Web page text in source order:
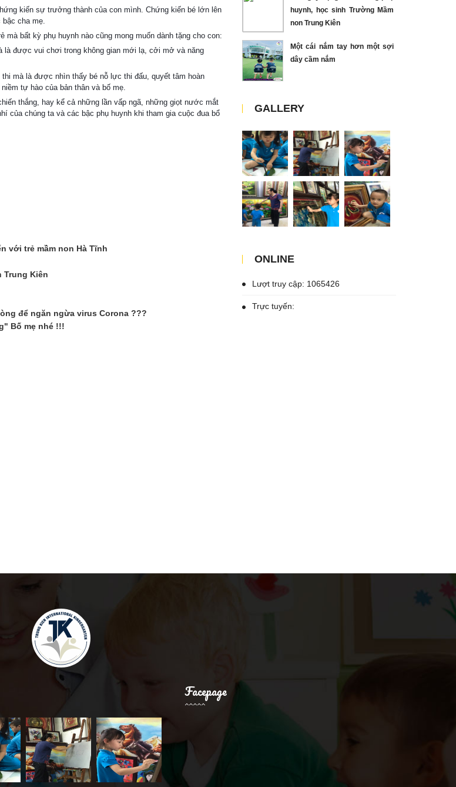
kiến sự trưởng thành của con mình. Chứng kiến bé lớn lên
cha mẹ.
bất kỳ phụ huynh nào cũng mong muốn dành tặng cho con:
là được vui chơi trong không gian mới lạ, cởi mở và năng
mà là được nhìn thấy bé nỗ lực thi đấu, quyết tâm hoàn
tự hào của bản thân và bố mẹ.
thắng, hay kể cả những lần vấp ngã, những giọt nước mắt
của chúng ta và các bậc phụ huynh khi tham gia cuộc đua bổ
với trẻ mầm non Hà Tĩnh
Trung Kiên
để ngăn ngừa virus Corona ???
Bố mẹ nhé !!!
huynh, học sinh Trường Mầm
non Trung Kiên
Một cái nắm tay hơn một sợi
dây cầm nắm
GALLERY
ONLINE
Lượt truy cập: 1065426
Trực tuyến:
Facepage